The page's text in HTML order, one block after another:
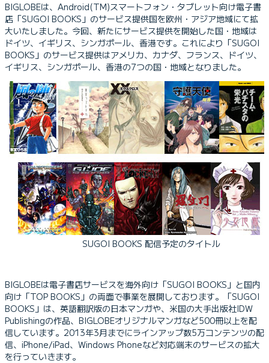
BIGLOBEは、Android(TM)スマートフォン・タブレット向け電子書
店「SUGOI BOOKS」のサービス提供国を欧州・アジア地域にて拡
大いたしました。今回、新たにサービス提供を開始した国・地域は
ドイツ、イギリス、シンガポール、香港です。これにより「SUGOI
BOOKS」のサービス提供はアメリカ、カナダ、フランス、ドイツ、
イギリス、シンガポール、香港の7つの国・地域となりました。
SUGOI BOOKS 配信予定のタイトル
BIGLOBEは電子書店サービスを海外向け「SUGOI BOOKS」と国内
向け「TOP BOOKS」の両面で事業を展開しております。「SUGOI
BOOKS」は、英語翻訳版の日本マンガや、米国の大手出版社IDW
Publishingの作品、BIGLOBEオリジナルマンガなど500冊以上を配
信しています。2013年3月までにラインアップ数5万コンテンツの配
信、iPhone/iPad、Windows Phoneなど対応端末のサービスの拡大
を行っていきます。